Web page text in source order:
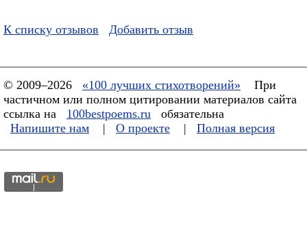
К списку отзывов Добавить отзыв
© 2009–2026 «100 лучших стихотворений»
При
частичном или полном цитировании материалов сайта
ссылка на
100bestpoems.ru
обязательна
Напишите нам
| О проекте | Полная версия